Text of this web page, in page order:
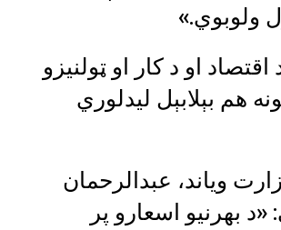
ولوبوي.»
او د کار او ټولنیزو
هم بېلابېل لیدلوري
ویاند، عبدالرحمان
بهرنیو اسعارو پر